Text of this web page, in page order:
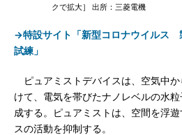
クで拡大］ 出所：三菱電機
→特設サイト「新型コロナウイルス
試練」
ピュアミストデバイスは、空気中
けて、電気を帯びたナノレベルの水
成する。ピュアミストは、空間を浮
スの活動を抑制する。